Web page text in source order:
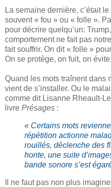
La semaine dernière, c’était
souvent « fou » ou « folle ».
pour décrire quelqu’un:
comportement ne fait pas
fait souffrir. On dit « folle »
On se protège, on fuit, on
Quand les mots traînent dans
vient de s’installer. Ou le
comme dit Lisanne Rheault-
livre Présages :
« Certains mots
répétition actionne
rouillés, déclenche des
honte, une suite
bande sonore s’est
Il ne faut pas non plus